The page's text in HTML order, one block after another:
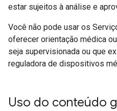
estar sujeitos à análise e
Você não pode usar os
oferecer orientação médica
seja supervisionada ou que
reguladora de dispositivos
Uso do conteúdo